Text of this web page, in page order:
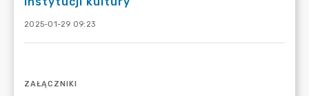
2025-01-29 09:23
ZAŁĄCZNIKI